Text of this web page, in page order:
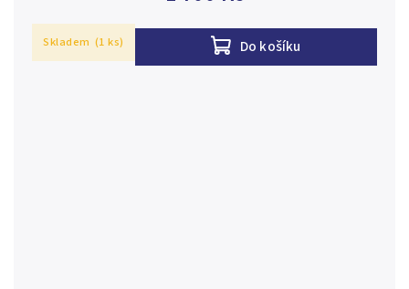
Do košíku
Skladem (1 ks)